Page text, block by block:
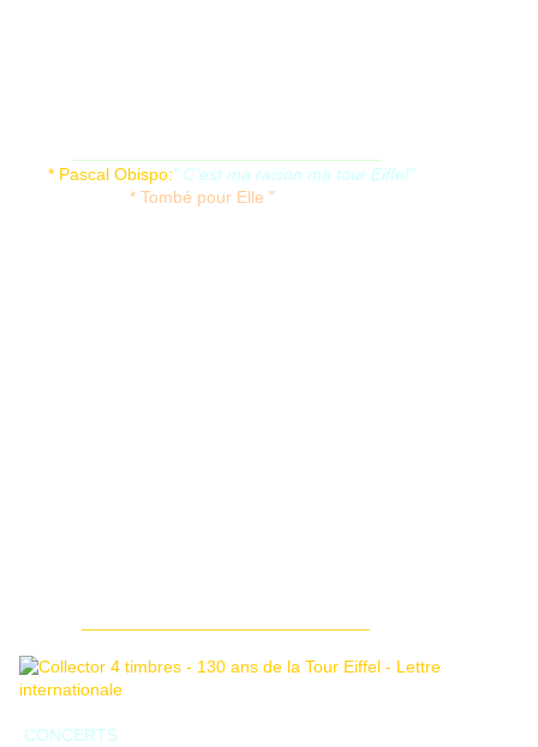
* Pascal Obispo:" C'est ma raison ma tour Eiffel"
* Tombé pour Elle "
CONCERTS